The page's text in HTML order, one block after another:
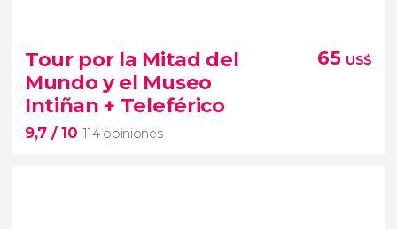
Tour por la Mitad del
Mundo y el Museo
Intiñan + Teleférico
9,7 / 10 114 opiniones
65 US$